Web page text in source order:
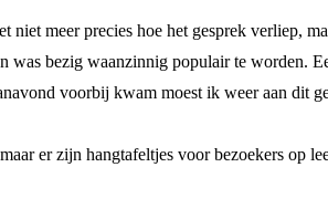
meer precies hoe het gesprek verliep,
was bezig waanzinnig populair te worden.
voorbij kwam moest ik weer aan dit
er zijn hangtafeltjes voor bezoekers op